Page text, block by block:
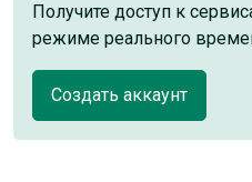
Получите доступ к
режиме реального
Создать аккаунт